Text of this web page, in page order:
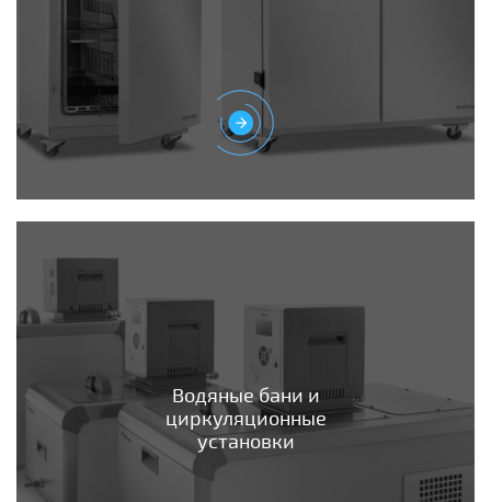
Водяные бани и
циркуляционные
установки